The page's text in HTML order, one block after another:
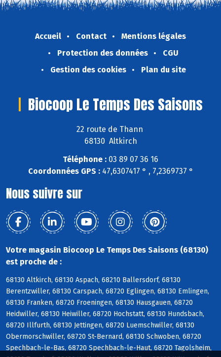
Accueil Contact
Mentions légales
Protection des données
CGU
Gestion des cookies
Plan du site
Biocoop Le Temps Des Saisons
22 route de Thann
68130 Altkirch
Téléphone : 03 89 07 36 16
Coordonnées GPS :47,6307417 ° , 7,2369737 °
Nous suivre sur
Votre magasin Biocoop Le Temps Des Saisons (68130)
est proche de :
68130 Altkirch, 68130 Aspach, 68210 Ballersdorf, 68130
Berentzwiller, 68130 Carspach, 68720 Eglingen, 68130 Emlingen,
68130 Franken, 68720 Froeningen, 68130 Hausgauen, 68720
Heidwiller, 68130 Heiwiller, 68720 Hochstatt, 68130 Hundsbach,
68720 Illfurth, 68130 Jettingen, 68720 Luemschwiller, 68130
Obermorschwiller, 68720 St-Bernard, 68130 Schwoben, 68720
Spechbach-le-Bas, 68720 Spechbach-le-Haut, 68720 Tagolsheim,